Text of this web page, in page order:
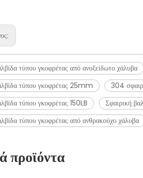
τύπου γκοφρέτας από ανοξείδωτο χάλυβα
τύπου γκοφρέτας 25mm
304
τύπου γκοφρέτας 150LB
Σφαιρική
τύπου γκοφρέτας από ανθρακούχο χάλυβα
προϊόντα